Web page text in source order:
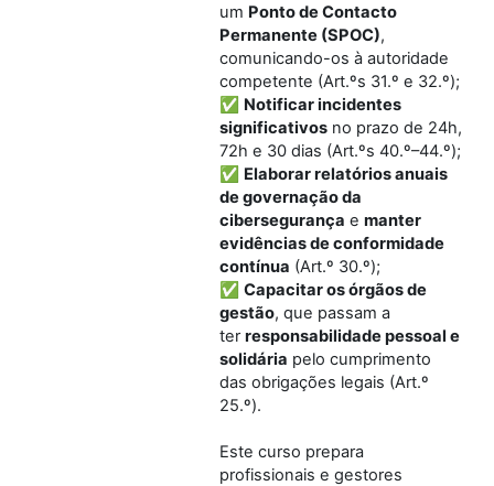
um Ponto de Contacto
Permanente (SPOC),
comunicando-os à autoridade
competente (Art.ºs 31.º e 32.º);
✅ Notificar incidentes
significativos no prazo de 24h,
72h e 30 dias (Art.ºs 40.º–44.º);
✅ Elaborar relatórios anuais
de governação da
cibersegurança e manter
evidências de conformidade
contínua (Art.º 30.º);
✅ Capacitar os órgãos de
gestão, que passam a
terresponsabilidade pessoal e
solidária pelo cumprimento
das obrigações legais (Art.º
25.º).
Este curso prepara
profissionais e gestores